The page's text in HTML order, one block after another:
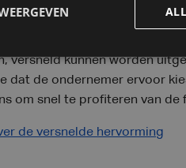
bij vereffening kan nog
versneld kunnen worden
dat de ondernemer ervoor
om snel te profiteren van
de versnelde hervorming